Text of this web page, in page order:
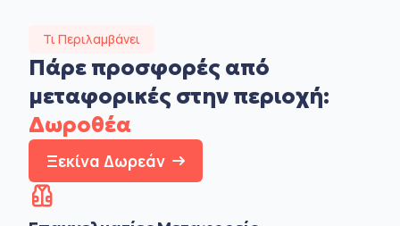
Τι Περιλαμβάνει
Πάρε προσφορές από
μεταφορικές στην περιοχή:
Δωροθέα
Ξεκίνα Δωρεάν